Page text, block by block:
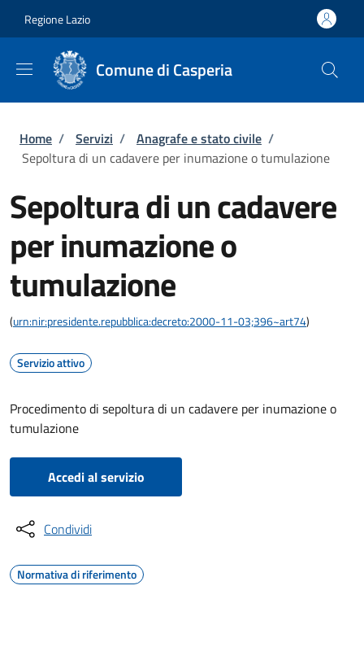
Regione Lazio
Comune di Casperia
Briciole di pane
Home / Servizi / Anagrafe e stato civile /
Sepoltura di un cadavere per inumazione o tumulazione
Sepoltura di un cadavere
per inumazione o
tumulazione
(urn:nir:presidente.repubblica:decreto:2000-11-03;396~art74)
Servizio attivo
Procedimento di sepoltura di un cadavere per inumazione o
tumulazione
Accedi al servizio
Condividi
Normativa di riferimento